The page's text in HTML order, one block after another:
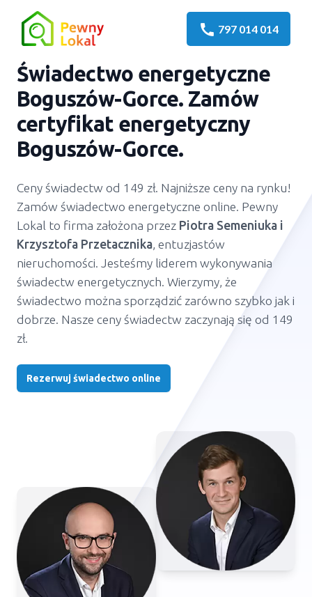
call 797 014 014
Świadectwo energetyczne
Boguszów-Gorce. Zamów
certyfikat energetyczny
Boguszów-Gorce.
Ceny świadectw od 149 zł. Najniższe ceny na rynku!
Zamów świadectwo energetyczne online. Pewny
Lokal to firma założona przez Piotra Semeniuka i
Krzysztofa Przetacznika, entuzjastów
nieruchomości. Jesteśmy liderem wykonywania
świadectw energetycznych. Wierzymy, że
świadectwo można sporządzić zarówno szybko jak i
dobrze. Nasze ceny świadectw zaczynają się od 149
zł.
Rezerwuj świadectwo online